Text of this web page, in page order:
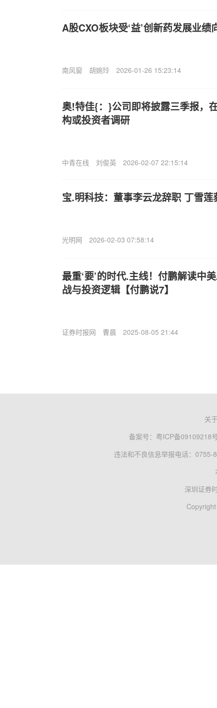
A股CXO板块受‘益’创新药发展业绩
南风窗 胡婉玲 2026-01-26 15:23:14
奥!特佳{：}公司即将披露三季报，
构或投资者调研
中青在线 刘俊英 2026-02-07 22:15:14
宝.明科技：董事李云龙辞职 丁雪
光明网 2026-02-03 07:58:14
最重‘要’的时代.主线！付鹏解读中
战与投资逻辑【付鹏说7】
证券时报网 曹晨 2025-08-05 21:44
关
备案号： 粤ICP备09109218
违法和不良信息举报电话：0755-
深圳证券